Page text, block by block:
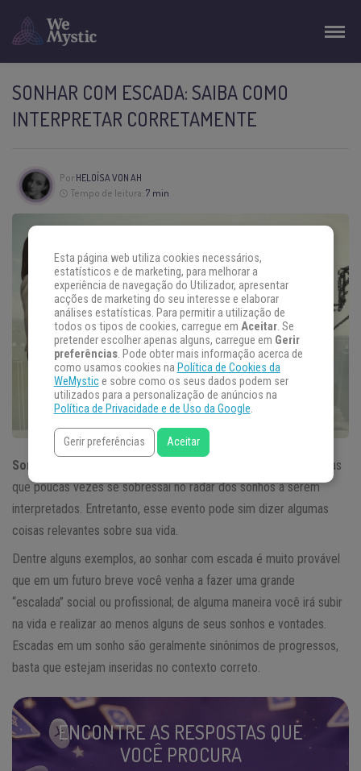
SONHAR COM ESCADA: SAIBA COMO
INTERPRETAR CORRETAMENTE
Por HELOÍSA VON AH
Tempo de leitura: 7 min
Sonhar com escada
é um acontecimento bastante comum, mas
que poucas vezes se sobressai no radar dos sonhos a serem
interpretados. Entretanto, esse evento pode sim dizer algumas
coisas relevantes sobre sua vida.
Dentre alguns exemplos, ao sonhar com escada é muito provável
que em um futuro breve você venha a fazer uma grande
“escalada” social ou profissional; de alguma maneira você irá subir
na vida e realizar ao menos alguns de seus sonhos e vontades.
Escadas em um sonho são geralmente sinônimos de progressos,
basta que estejam inseridas no contexto correto.
ENCONTRE AS RESPOSTAS QUE
VOCÊ PROCURA
Esta página web utiliza cookies necessários,
estatísticos e de marketing, para melhorar a
experiência de navegação do Utilizador, apresentar
acções de marketing do seu interesse e elaborar
análises estatísticas. Para permitir a utilização de
todos os tipos de cookies, carregue em Aceitar. Se
pretender escolher apenas alguns, carregue em Gerir
preferências. Pode obter mais informação acerca de
como usamos cookies na Política de Cookies da
WeMystice sobre como os seus dados podem ser
utilizados para a personalização de anúncios na
Política de Privacidade e de Uso da Google.
Gerir preferências Aceitar